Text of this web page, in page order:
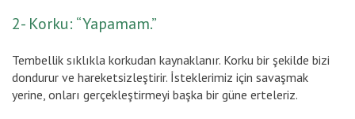
2- Korku: “Yapamam.”
Tembellik sıklıkla korkudan kaynaklanır. Korku bir şekilde bizi
dondurur ve hareketsizleştirir. İsteklerimiz için savaşmak
yerine, onları gerçekleştirmeyi başka bir güne erteleriz.